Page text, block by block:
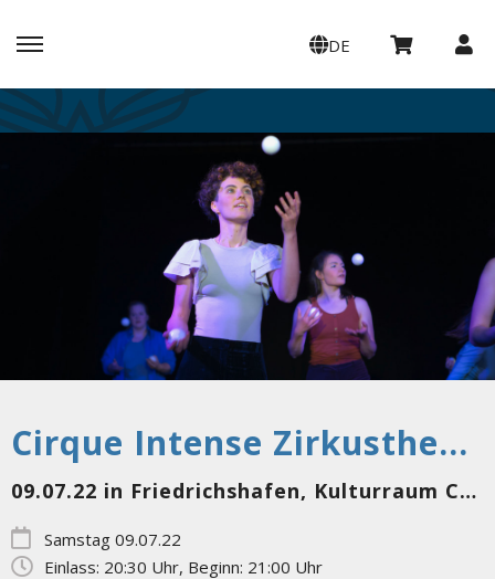
DE
Cirque Intense Zirkustheater - Beziehungsweise
09.07.22 in Friedrichshafen, Kulturraum Casino
Samstag 09.07.22
Einlass: 20:30 Uhr, Beginn: 21:00 Uhr